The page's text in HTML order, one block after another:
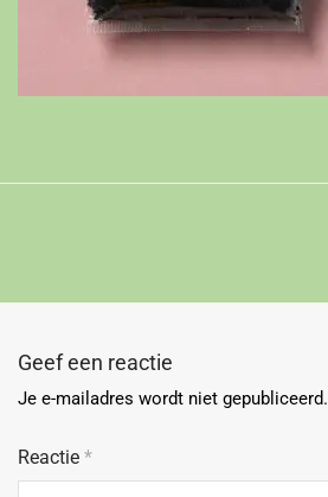
Geef een reactie
Je e-mailadres wordt niet gepubliceerd.
Reactie *